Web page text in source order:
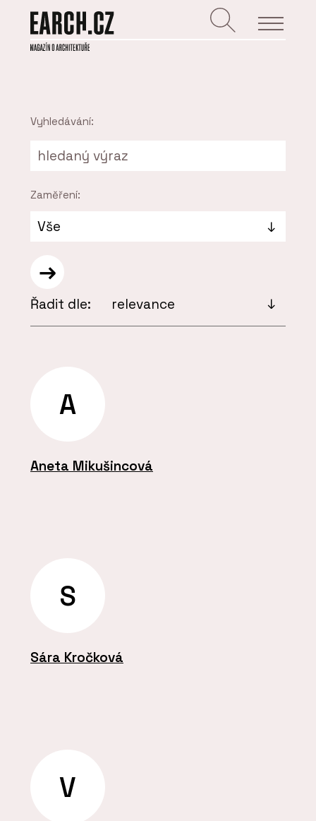
Vyhledávání:
Zaměření:
Řadit dle:
A
Aneta Mikušincová
S
Sára Kročková
V